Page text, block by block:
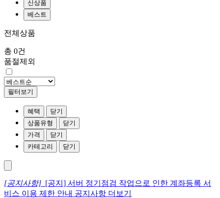
신상품
베스트
전체상품
총 0건
품절제외
필터보기
혜택
닫기
상품유형
닫기
가격
닫기
카테고리
닫기
[공지사항] [공지] 서버 정기점검 작업으로 인한 계좌등록 서
비스 이용 제한 안내 공지사항 더보기